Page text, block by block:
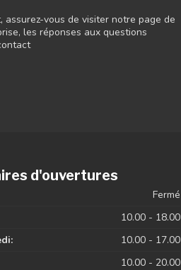
vous de visiter notre page de
les réponses aux questions
d'ouvertures
Fermé
10.00 - 18.00
10.00 - 17.00
10.00 - 20.00